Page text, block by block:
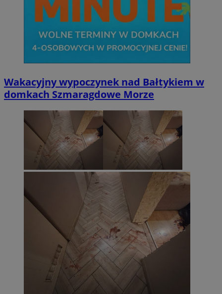
Wakacyjny wypoczynek nad Bałtykiem w
domkach Szmaragdowe Morze